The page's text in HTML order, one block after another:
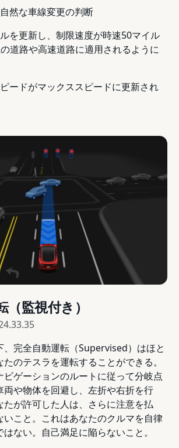
然な車線変更の判断
を更新し、制限速度が時速50マイル
道路や高速道路に適用されるように
ードがマックススピードに更新され
監視付き）
、完全自動運転（Supervised）はほと
のテスラを運転することができる。
ビゲーションのルートに従って分岐点
両や物体を回避し、左折や右折を行
たが許可した人は、さらに注意を払
いこと。これはあなたのクルマを自律
ない。自己満足に陥らないこと。